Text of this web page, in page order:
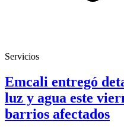
Servicios
Emcali entregó
luz y agua este
barrios afectados